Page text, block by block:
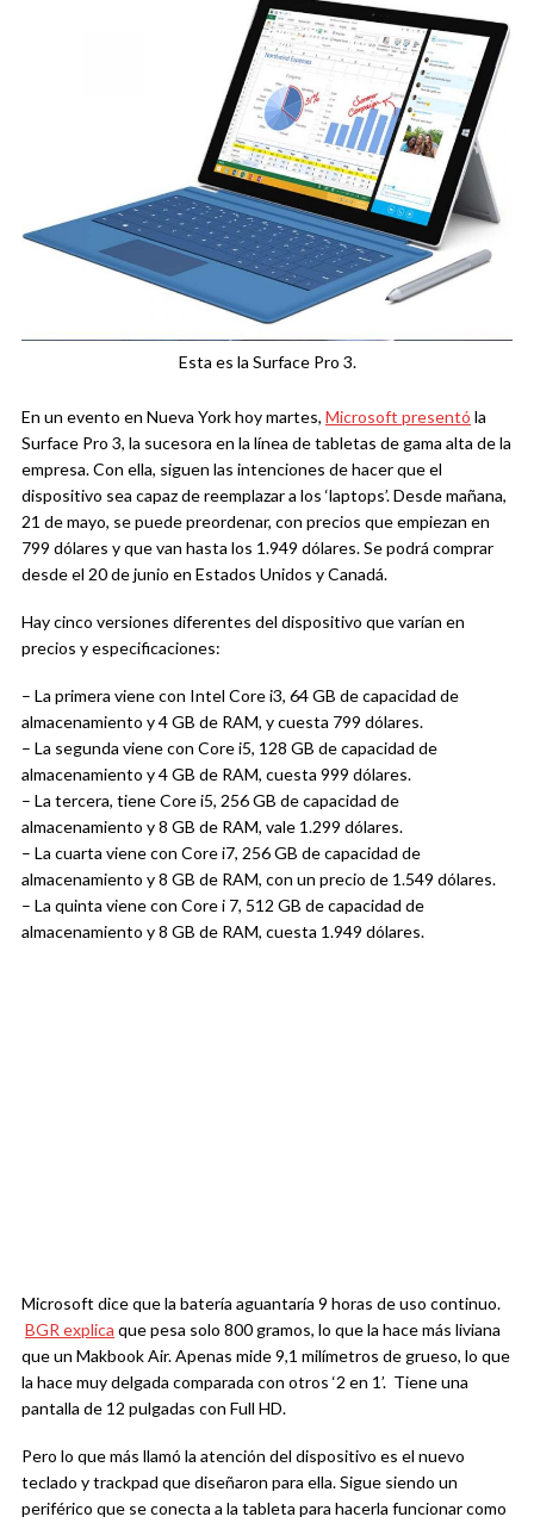
Esta es la Surface Pro 3.
En un evento en Nueva York hoy martes, Microsoft presentó la
Surface Pro 3, la sucesora en la línea de tabletas de gama alta de la
empresa. Con ella, siguen las intenciones de hacer que el
dispositivo sea capaz de reemplazar a los ‘laptops’. Desde mañana,
21 de mayo, se puede preordenar, con precios que empiezan en
799 dólares y que van hasta los 1.949 dólares. Se podrá comprar
desde el 20 de junio en Estados Unidos y Canadá.
Hay cinco versiones diferentes del dispositivo que varían en
precios y especificaciones:
– La primera viene con Intel Core i3, 64 GB de capacidad de
almacenamiento y 4 GB de RAM, y cuesta 799 dólares.
– La segunda viene con Core i5, 128 GB de capacidad de
almacenamiento y 4 GB de RAM, cuesta 999 dólares.
– La tercera, tiene Core i5, 256 GB de capacidad de
almacenamiento y 8 GB de RAM, vale 1.299 dólares.
– La cuarta viene con Core i7, 256 GB de capacidad de
almacenamiento y 8 GB de RAM, con un precio de 1.549 dólares.
– La quinta viene con Core i 7, 512 GB de capacidad de
almacenamiento y 8 GB de RAM, cuesta 1.949 dólares.
Microsoft dice que la batería aguantaría 9 horas de uso continuo.
BGR explica que pesa solo 800 gramos, lo que la hace más liviana
que un Makbook Air. Apenas mide 9,1 milímetros de grueso, lo que
la hace muy delgada comparada con otros ‘2 en 1’. Tiene una
pantalla de 12 pulgadas con Full HD.
Pero lo que más llamó la atención del dispositivo es el nuevo
teclado y trackpad que diseñaron para ella. Sigue siendo un
periférico que se conecta a la tableta para hacerla funcionar como